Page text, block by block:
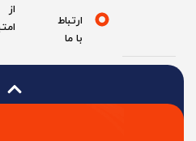
ارتباط
امتیازها